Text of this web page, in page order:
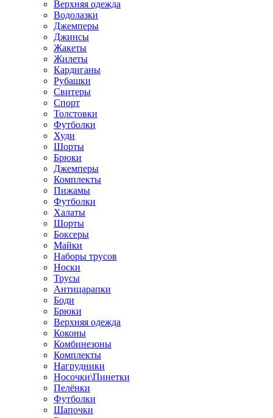
Верхняя одежда
Водолазки
Джемперы
Джинсы
Жакеты
Жилеты
Кардиганы
Рубашки
Свитеры
Спорт
Толстовки
Футболки
Худи
Шорты
Брюки
Джемперы
Комплекты
Пижамы
Футболки
Халаты
Шорты
Боксеры
Майки
Наборы трусов
Носки
Трусы
Антицарапки
Боди
Брюки
Верхняя одежда
Коконы
Комбинезоны
Комплекты
Нагрудники
Носочки\Пинетки
Пелёнки
Футболки
Шапочки